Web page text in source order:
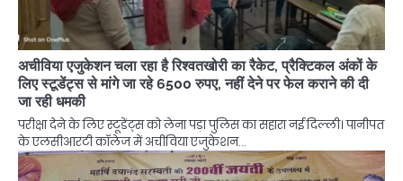
अचीविया एजुकेशन चला रहा है रिश्वतखोरी का रैकेट, प्रैक्टिकल अंकों के
लिए स्टूडेंट्स से मांगे जा रहे 6500 रुपए, नहीं देने पर फेल कराने की दी
जा रही धमकी
परीक्षा देने के लिए स्टूडेंट्स को लेना पड़ा पुलिस का सहारा नई दिल्ली। पानीपत
के एलसीआरटी कॉलेज में अचीविया एजुकेशन…